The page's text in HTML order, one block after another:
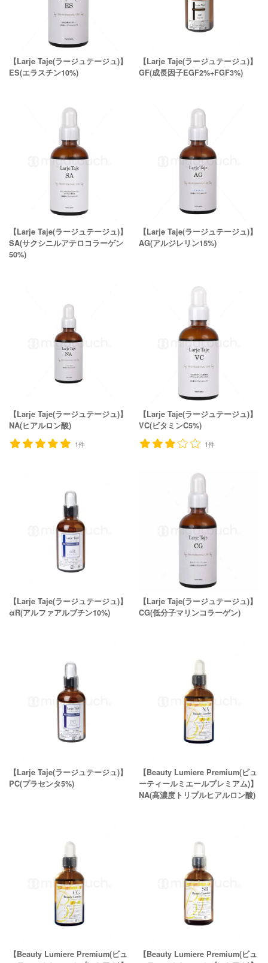
【Larje Taje(ラージュテージュ)】
ES(エラスチン10%)
【Larje Taje(ラージュテージュ)】
GF(成長因子EGF2%+FGF3%)
【Larje Taje(ラージュテージュ)】
SA(サクシニルアテロコラーゲン
50%)
【Larje Taje(ラージュテージュ)】
AG(アルジレリン15%)
【Larje Taje(ラージュテージュ)】
NA(ヒアルロン酸)
1件
【Larje Taje(ラージュテージュ)】
VC(ビタミンC5%)
1件
【Larje Taje(ラージュテージュ)】
αR(アルファアルブチン10%)
【Larje Taje(ラージュテージュ)】
CG(低分子マリンコラーゲン)
【Larje Taje(ラージュテージュ)】
PC(プラセンタ5%)
【Beauty Lumiere Premium(ビュ
ーティールミエールプレミアム)】
NA(高濃度トリプルヒアルロン酸)
【Beauty Lumiere Premium(ビュ
【Beauty Lumiere Premium(ビュ